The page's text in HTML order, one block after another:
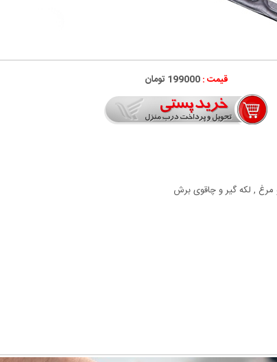
قیمت :199000 تومان
, لکه گیر و چاقوی برش